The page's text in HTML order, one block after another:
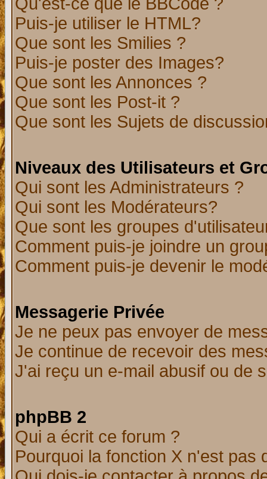
Puis-je utiliser le HTML?
Que sont les Smilies ?
Puis-je poster des Images?
Que sont les Annonces ?
Que sont les Post-it ?
Que sont les Sujets de
Niveaux des Utilisateurs et
Qui sont les Administrateurs ?
Qui sont les Modérateurs?
Que sont les groupes
Comment puis-je joindre un
Comment puis-je devenir le
Messagerie Privée
Je ne peux pas envoyer de
Je continue de recevoir des
J'ai reçu un e-mail abusif ou de
phpBB 2
Qui a écrit ce forum ?
Pourquoi la fonction X n'est pas